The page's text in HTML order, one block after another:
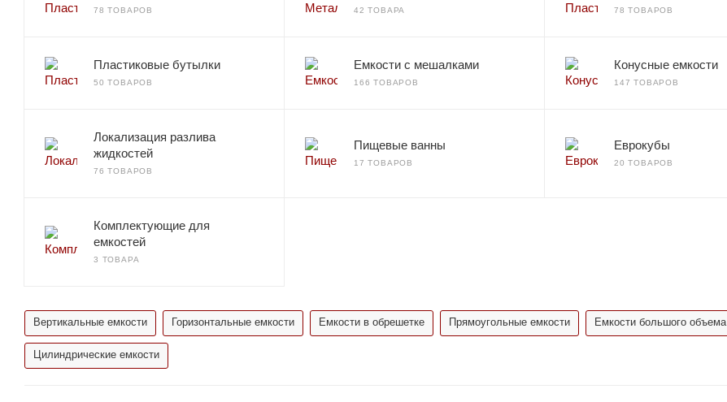
78 ТОВАРОВ 42 ТОВАРА 78 ТОВАРОВ
Пластиковые бутылки
50 ТОВАРОВ
Емкости с мешалками
166 ТОВАРОВ
Конусные емкости
147 ТОВАРОВ
Локализация разлива
жидкостей
76 ТОВАРОВ
Пищевые ванны
17 ТОВАРОВ
Еврокубы
20 ТОВАРОВ
Комплектующие для
емкостей
3 ТОВАРА
Вертикальные емкости Горизонтальные емкости Емкости в обрешетке Прямоугольные емкости Емкости большого объема
Цилиндрические емкости